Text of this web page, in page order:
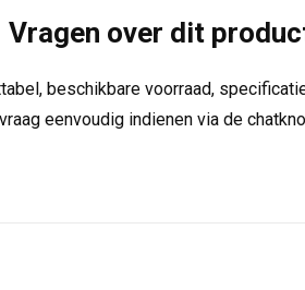
Vragen over dit
beschikbare voorraad,
eenvoudig indienen via de